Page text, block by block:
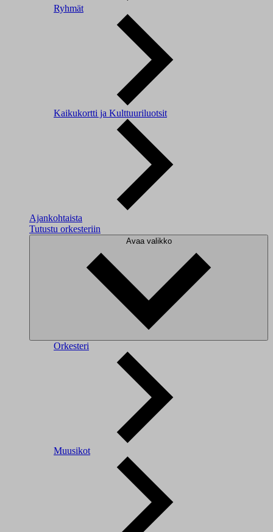
Ryhmät
Kaikukortti ja Kulttuuriluotsit
Ajankohtaista
Tutustu orkesteriin
Avaa valikko
Orkesteri
Muusikot